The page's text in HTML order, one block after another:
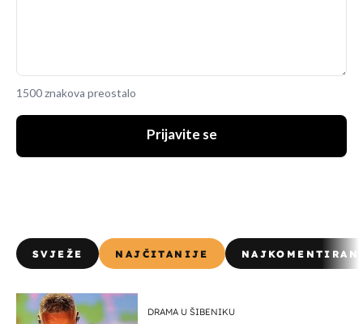
1500 znakova preostalo
Prijavite se
SVJEŽE NAJČITANIJE
DRAMA U ŠIBENIKU